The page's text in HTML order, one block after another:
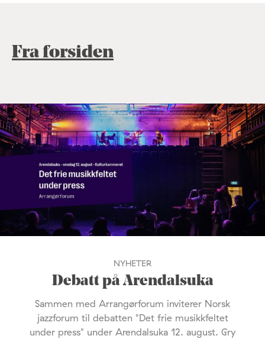
Fra forsiden
NYHETER
Debatt på Arendalsuka
Sammen med Arrangørforum inviterer Norsk
jazzforum til debatten "Det frie musikkfeltet
under press" under Arendalsuka 12. august. Gry